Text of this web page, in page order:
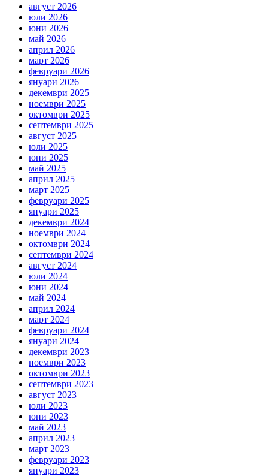
август 2026
юли 2026
юни 2026
май 2026
април 2026
март 2026
февруари 2026
януари 2026
декември 2025
ноември 2025
октомври 2025
септември 2025
август 2025
юли 2025
юни 2025
май 2025
април 2025
март 2025
февруари 2025
януари 2025
декември 2024
ноември 2024
октомври 2024
септември 2024
август 2024
юли 2024
юни 2024
май 2024
април 2024
март 2024
февруари 2024
януари 2024
декември 2023
ноември 2023
октомври 2023
септември 2023
август 2023
юли 2023
юни 2023
май 2023
април 2023
март 2023
февруари 2023
януари 2023